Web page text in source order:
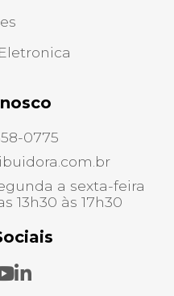
0775
a sexta-feira
13h30 às 17h30